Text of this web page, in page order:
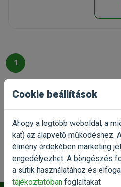
1
Akvárium
A webáruházunkban
szabályozza az akvárium
vízkiáramlás irányát. A
biztonságos, használata
száraz üzemelést! Rendelje
webáruházunkból!
Cookie beállítások
Ahogy a legtöbb weboldal, a
kat) az alapvető működéshez.
élmény érdekében marketing
engedélyezhet. A böngészés
a sütik használatához és
tájékoztatóban foglaltakat.